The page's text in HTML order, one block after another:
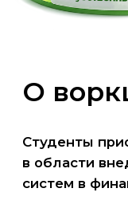
14 апреля 2026
ПАО КБ «Центр-
практический
внедрения ИИ в
От теории
к кейсам